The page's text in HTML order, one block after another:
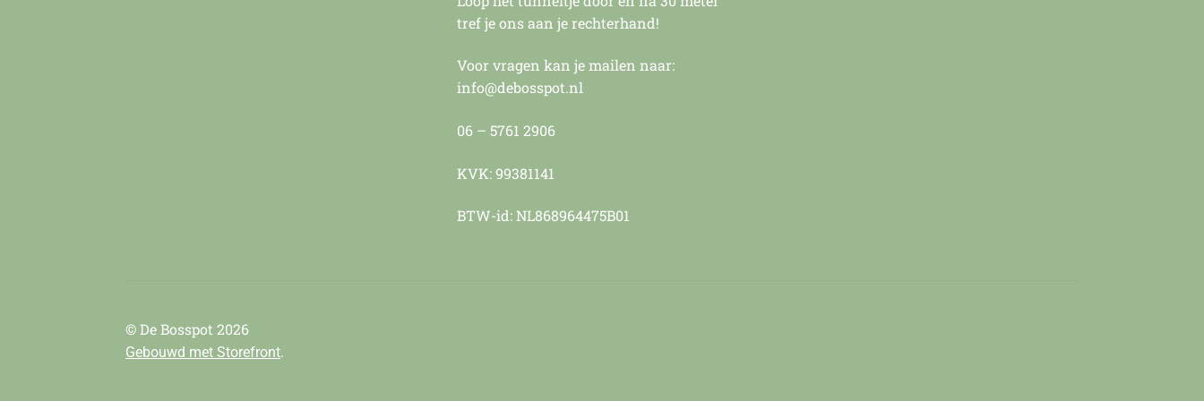
tref je ons aan je rechterhand!
Voor vragen kan je mailen naar:
info@debosspot.nl
06 – 5761 2906
KVK: 99381141
BTW-id: NL868964475B01
© De Bosspot 2026
Gebouwd met Storefront.